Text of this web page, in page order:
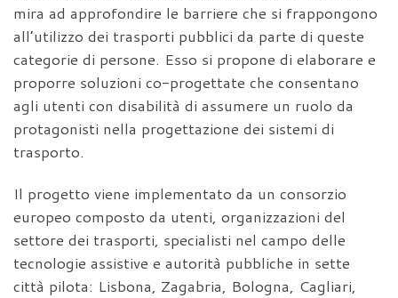
mira ad approfondire le barriere che si frappongono
all’utilizzo dei trasporti pubblici da parte di queste
categorie di persone. Esso si propone di elaborare e
proporre soluzioni co-progettate che consentano
agli utenti con disabilità di assumere un ruolo da
protagonisti nella progettazione dei sistemi di
trasporto.
Il progetto viene implementato da un consorzio
europeo composto da utenti, organizzazioni del
settore dei trasporti, specialisti nel campo delle
tecnologie assistive e autorità pubbliche in sette
città pilota: Lisbona, Zagabria, Bologna, Cagliari,